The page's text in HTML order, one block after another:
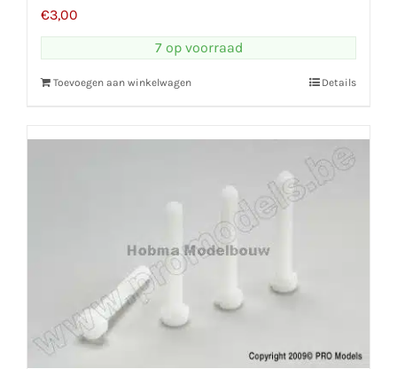
€3,00
7 op voorraad
Toevoegen aan winkelwagen Details